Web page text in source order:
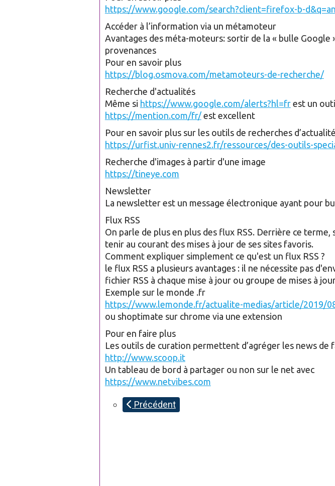
https://www.google.com/search?client=firefox-b-
Accéder à l’information via un métamoteur
Avantages des méta-moteurs: sortir de la « bulle
provenances
Pour en savoir plus
https://blog.osmova.com/metamoteurs-de-recherche/
Recherche d'actualités
Même si https://www.google.com/alerts?hl=frest un
https://mention.com/fr/est excellent
Pour en savoir plus sur les outils de recherches
https://urfist.univ-rennes2.fr/ressources/des-outils-
Recherche d'images à partir d'une image
https://tineye.com
Newsletter
La newsletter est un message électronique ayant pour
Flux RSS
On parle de plus en plus des flux RSS. Derrière ce
tenir au courant des mises à jour de ses sites favoris.
Comment expliquer simplement ce qu'est un flux RSS ?
le flux RSS a plusieurs avantages : il ne nécessite pas
fichier RSS à chaque mise à jour ou groupe de mises à
Exemple sur le monde .fr
https://www.lemonde.fr/actualite-medias/article/2019/
ou shoptimate sur chrome via une extension
Pour en faire plus
Les outils de curation permettent d’agréger les news
http://www.scoop.it
Un tableau de bord à partager ou non sur le net avec
https://www.netvibes.com
Précédent